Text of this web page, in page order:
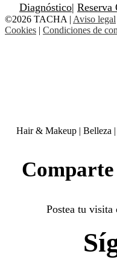
Diagnóstico| Reserva
©2026 TACHA | Aviso legal
Cookies | Condiciones de
Hair & Makeup | Belleza |
Postea tu visita